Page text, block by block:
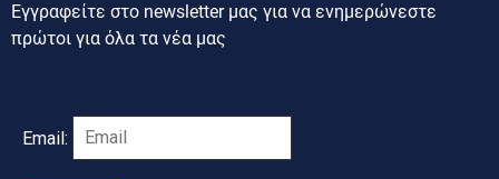
Εγγραφείτε στο newsletter μας για να ενημερώνεστε
πρώτοι για όλα τα νέα μας
Email: